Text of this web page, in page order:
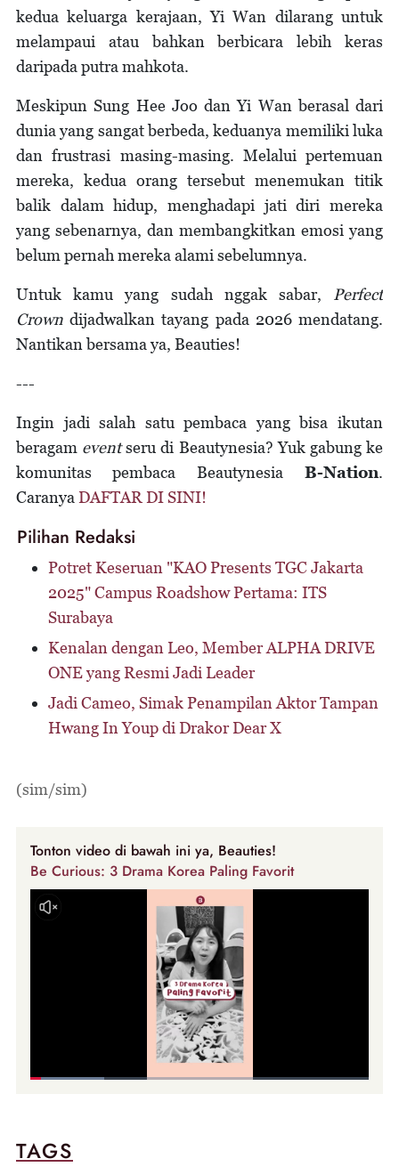
kedua keluarga kerajaan, Yi Wan dilarang untuk
melampaui atau bahkan berbicara lebih keras
daripada putra mahkota.
Meskipun Sung Hee Joo dan Yi Wan berasal dari
dunia yang sangat berbeda, keduanya memiliki luka
dan frustrasi masing-masing. Melalui pertemuan
mereka, kedua orang tersebut menemukan titik
balik dalam hidup, menghadapi jati diri mereka
yang sebenarnya, dan membangkitkan emosi yang
belum pernah mereka alami sebelumnya.
Untuk kamu yang sudah nggak sabar, Perfect
Crown dijadwalkan tayang pada 2026 mendatang.
Nantikan bersama ya, Beauties!
---
Ingin jadi salah satu pembaca yang bisa ikutan
beragam eventseru di Beautynesia? Yuk gabung ke
komunitas pembaca Beautynesia B-Nation.
Caranya DAFTAR DI SINI!
Pilihan Redaksi
Potret Keseruan "KAO Presents TGC Jakarta
2025" Campus Roadshow Pertama: ITS
Surabaya
Kenalan dengan Leo, Member ALPHA DRIVE
ONE yang Resmi Jadi Leader
Jadi Cameo, Simak Penampilan Aktor Tampan
Hwang In Youp di Drakor Dear X
(sim/sim)
Tonton video di bawah ini ya, Beauties!
Be Curious: 3 Drama Korea Paling Favorit
TAGS